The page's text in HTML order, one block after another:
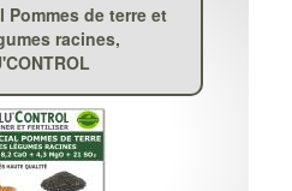
Pommes de terre et
racines,